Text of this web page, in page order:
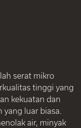
serat mikro
tinggi yang
kekuatan dan
yang luar biasa.
air, minyak